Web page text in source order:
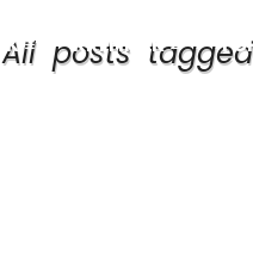
KRITIKÁK
All posts